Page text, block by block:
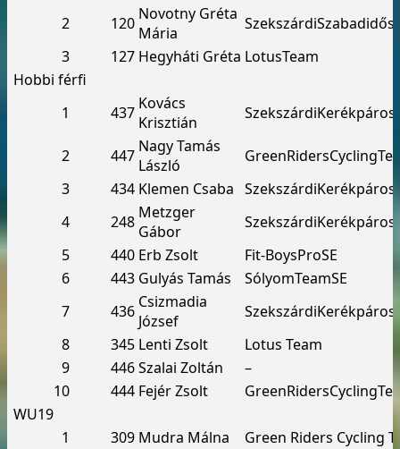
2
120 Novotny Gréta
Mária
3
127 Hegyháti Gréta LotusTeam
Hobbi férfi
1
437 Kovács
Krisztián
2 447 Nagy Tamás
László
3
434 Klemen Csaba
4
248 Metzger
Gábor
5
440 Erb Zsolt
Fit-BoysProSE
6
443 Gulyás Tamás
SólyomTeamSE
7
436 Csizmadia
József
8
345 Lenti Zsolt
Lotus Team
9
446Szalai Zoltán
–
10
444 Fejér Zsolt
WU19
1
309 Mudra Málna
Green Riders Cycling